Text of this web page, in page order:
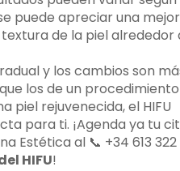
puede apreciar una
de la piel alrededor
y los cambios son
los de un procedimiento
piel rejuvenecida, el HIFU
para ti. ¡Agenda ya tu
Estética al 📞 +34 613
HIFU!